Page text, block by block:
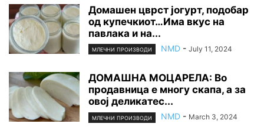
Домашен цврст јогурт, подобар
од купечкиот…Има вкус на
павлака и на...
МЛЕЧНИ ПРОИЗВОДИ NMD - July 11, 2024
ДОМАШНА МОЦАРЕЛА: Во
продавница е многу скапа, а за
овој деликатес...
МЛЕЧНИ ПРОИЗВОДИ NMD - March 3, 2024